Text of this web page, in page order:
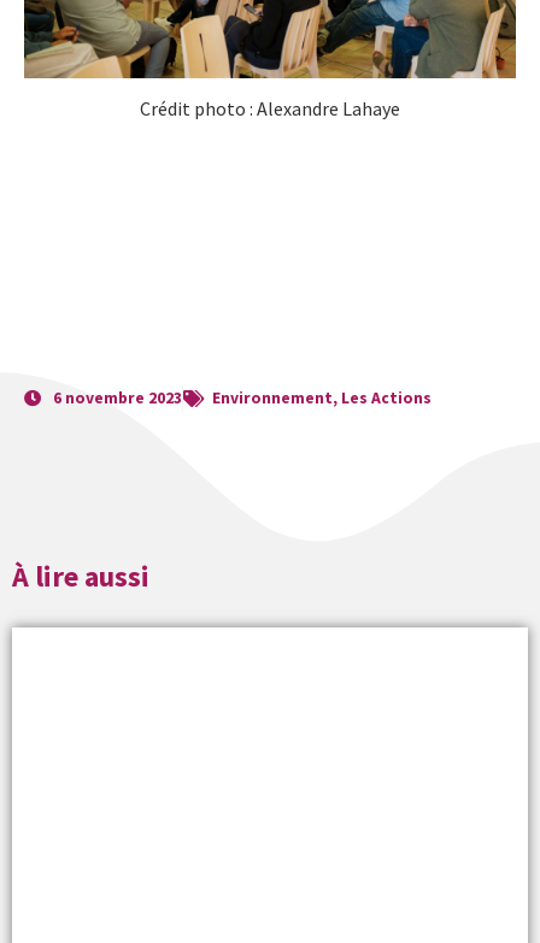
Crédit photo : Alexandre Lahaye
6 novembre 2023 Environnement, Les Actions
À lire aussi